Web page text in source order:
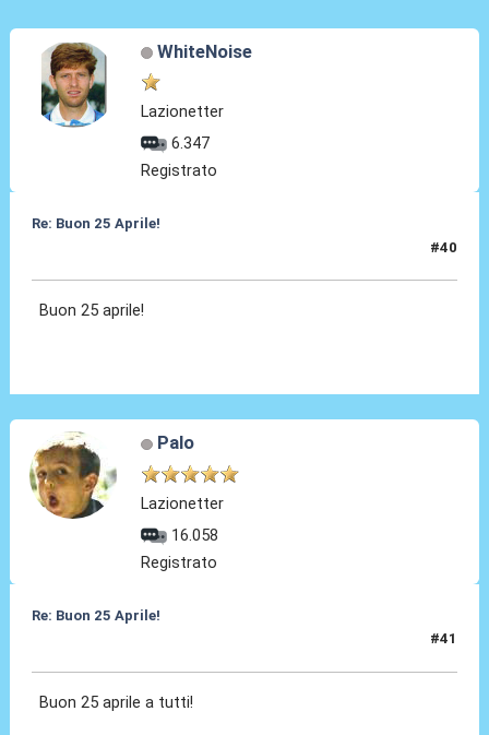
WhiteNoise
Lazionetter
6.347
Registrato
Re: Buon 25 Aprile!
#40
Buon 25 aprile!
Palo
Lazionetter
16.058
Registrato
Re: Buon 25 Aprile!
#41
Buon 25 aprile a tutti!